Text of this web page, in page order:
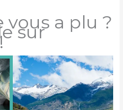
vous a plu ?
sur